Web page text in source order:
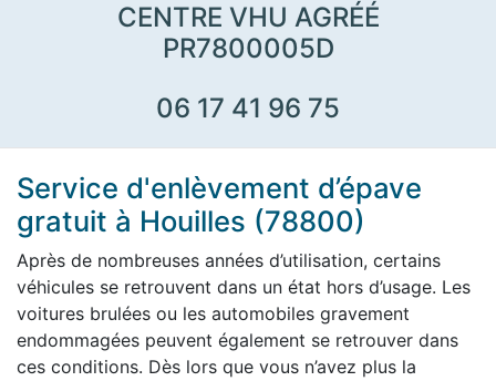
CENTRE VHU AGRÉÉ
PR7800005D
06 17 41 96 75
Service d'enlèvement d’épave
gratuit à Houilles (78800)
Après de nombreuses années d’utilisation, certains
véhicules se retrouvent dans un état hors d’usage. Les
voitures brulées ou les automobiles gravement
endommagées peuvent également se retrouver dans
ces conditions. Dès lors que vous n’avez plus la